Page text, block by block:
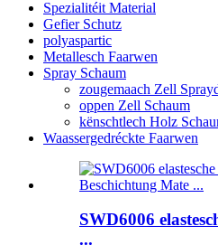
Spezialitéit Material
Gefier Schutz
polyaspartic
Metallesch Faarwen
Spray Schaum
zougemaach Zell
oppen Zell Schaum
kënschtlech Holz
Waassergedréckte Faarwen
SWD6006
...